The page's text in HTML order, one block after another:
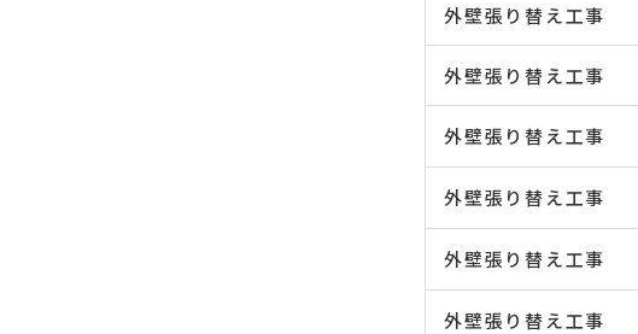
外壁張り替え工事
外壁張り替え工事
外壁張り替え工事
外壁張り替え工事
外壁張り替え工事
外壁張り替え工事